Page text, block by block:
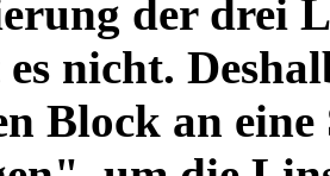
der drei
nicht.
Block an eine